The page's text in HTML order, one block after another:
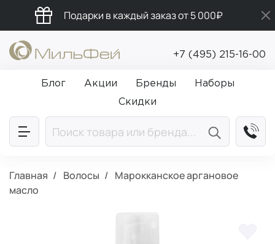
Подарки в каждый заказ от 5 000₽
Промокод ПРИВЕТ
Бесплатная доставка от 5 000₽
+7 (495) 215-16-00
Блог Акции Бренды
Наборы
Скидки
Главная Волосы
Марокканское аргановое
масло